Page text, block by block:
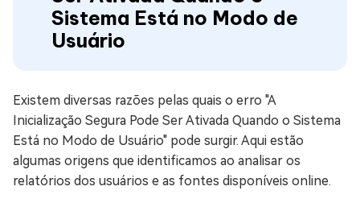
Sistema Está no Modo de
Usuário
Existem diversas razões pelas quais o erro "A
Inicialização Segura Pode Ser Ativada Quando o Sistema
Está no Modo de Usuário" pode surgir. Aqui estão
algumas origens que identificamos ao analisar os
relatórios dos usuários e as fontes disponíveis online.